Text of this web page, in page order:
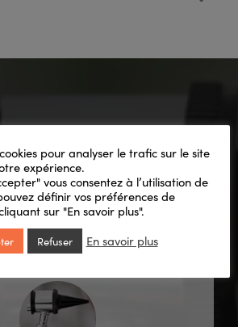
mieux que
pour analyser le trafic sur le site
expérience.
vous consentez à l’utilisation de
définir vos préférences de
sur "En savoir plus".
Refuser En savoir plus